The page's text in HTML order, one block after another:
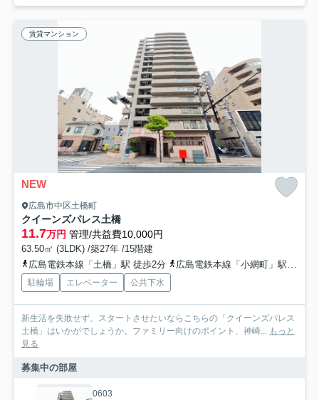
賃貸マンション
NEW
広島市中区土橋町
クイーンズパレス土橋
11.7万円 管理/共益費10,000円
63.50㎡ (3LDK) /築27年 /15階建
広島電鉄本線「土橋」駅 徒歩2分
広島電鉄本線「小網町」駅 徒歩4分
駐輪場 エレベーター 公共下水
新生活を失敗せず、スタートさせたいならこちらの「クイーンズパレス
土橋」はいかがでしょうか。ファミリー向けのポイント、神崎... もっと
見る
募集中の部屋
0603